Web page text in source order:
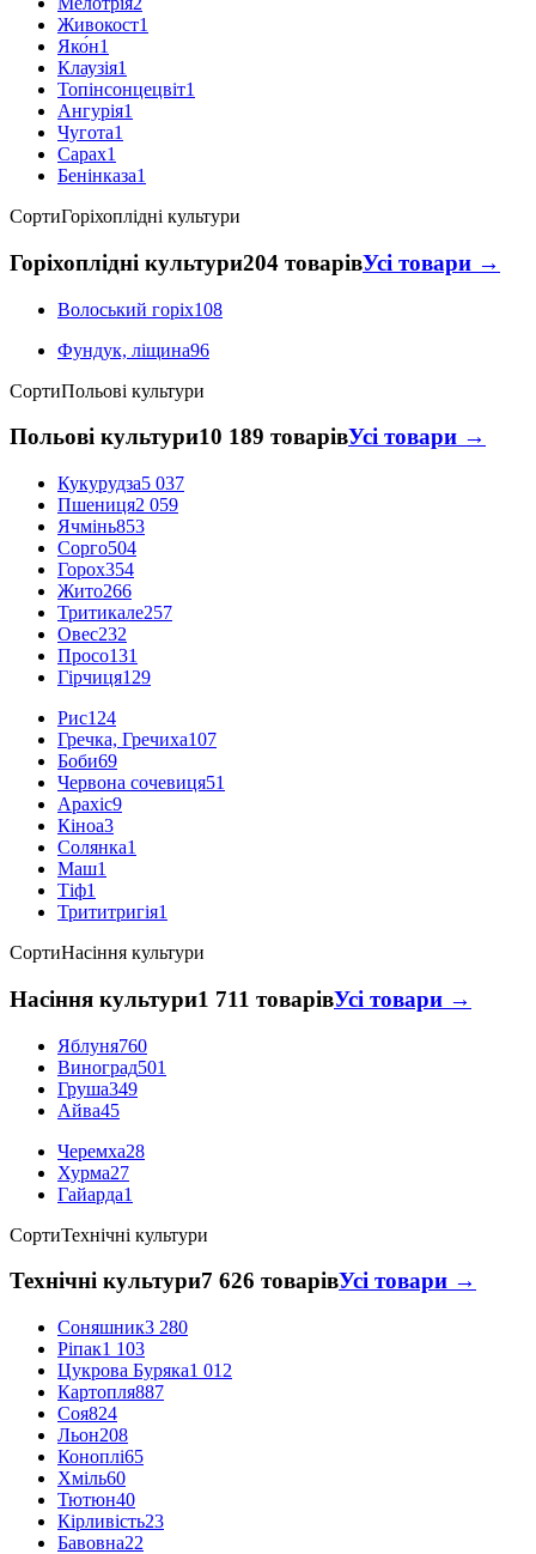
Живокост1
Яко́н1
Клаузія1
Топінсонцецвіт1
Ангурія1
Чугота1
Сарах1
Бенінказа1
СортиГоріхоплідні культури
Горіхоплідні культури204 товарівУсі товари →
Волоський горіх108
Фундук, ліщина96
СортиПольові культури
Польові культури10 189 товарівУсі товари →
Кукурудза5 037
Пшениця2 059
Ячмінь853
Сорго504
Горох354
Жито266
Тритикале257
Овес232
Просо131
Гірчиця129
Рис124
Гречка, Гречиха107
Боби69
Червона сочевиця51
Арахіс9
Кіноа3
Солянка1
Маш1
Тіф1
Трититригія1
СортиНасіння культури
Насіння культури1 711 товарівУсі товари →
Яблуня760
Виноград501
Груша349
Айва45
Черемха28
Хурма27
Гайарда1
СортиТехнічні культури
Технічні культури7 626 товарівУсі товари →
Соняшник3 280
Ріпак1 103
Цукрова Буряка1 012
Картопля887
Соя824
Льон208
Коноплі65
Хміль60
Тютюн40
Кірливість23
Бавовна22